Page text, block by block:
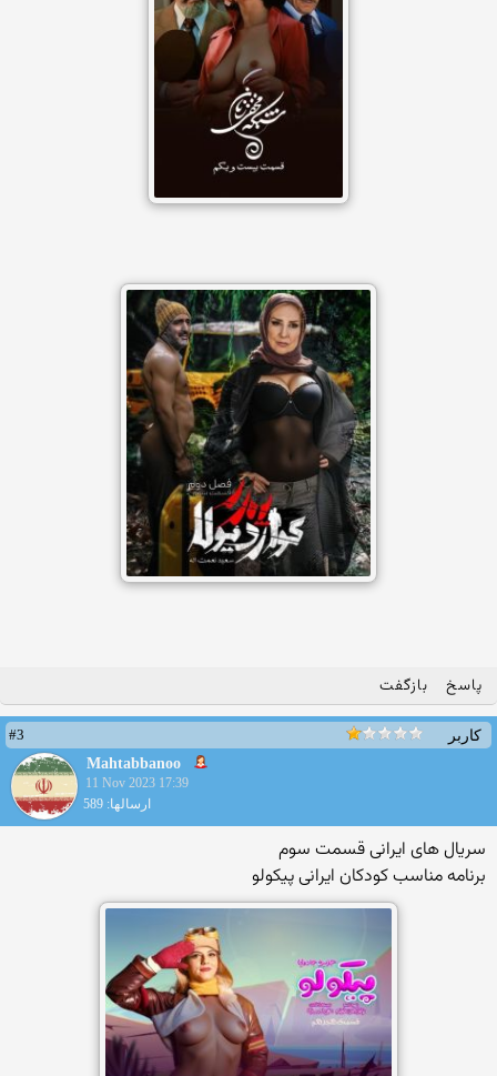
پاسخ بازگفت
کاربر
#3
Mahtabbanoo
11 Nov 2023 17:39
ارسالها: 589
سریال های ایرانی قسمت سوم
برنامه مناسب کودکان ایرانی پیکولو